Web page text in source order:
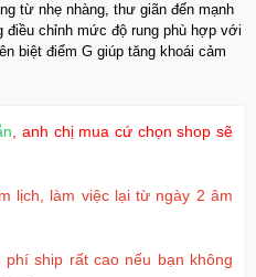
từ nhẹ nhàng, thư giãn đến mạnh
điều chỉnh mức độ rung phù hợp với
biệt điểm G giúp tăng khoái cảm
, anh chị mua cứ chọn shop sẽ
lịch, làm việc lại từ ngày 2 âm
ship rất cao nếu bạn không